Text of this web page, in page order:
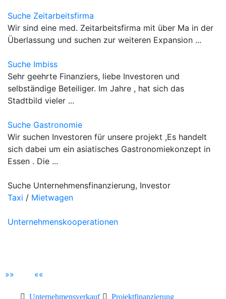
Suche Zeitarbeitsfirma
Wir sind eine med. Zeitarbeitsfirma mit über Ma in der
Überlassung und suchen zur weiteren Expansion ...
Suche Imbiss
Sehr geehrte Finanziers, liebe Investoren und
selbständige Beteiliger. Im Jahre , hat sich das
Stadtbild vieler ...
Suche Gastronomie
Wir suchen Investoren für unsere projekt ,Es handelt
sich dabei um ein asiatisches Gastronomiekonzept in
Essen . Die ...
Suche Unternehmensfinanzierung, Investor
Taxi / Mietwagen
Unternehmenskooperationen
»» ««
Unternehmensverkauf Projektfinanzierung